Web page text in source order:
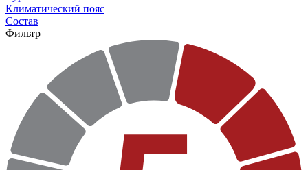
Климатический пояс
Состав
Фильтр